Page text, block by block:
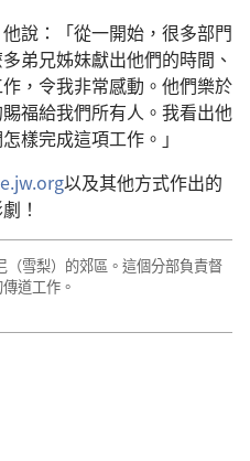
說：「從一開始，很多部門
弟兄姊妹獻出他們的時間、
，令我非常感動。他們樂於
福給我們所有人。我看出他
樣完成這項工作。」
以及其他方式作出的
！
雪梨）的郊區。這個分部負責督
道工作。